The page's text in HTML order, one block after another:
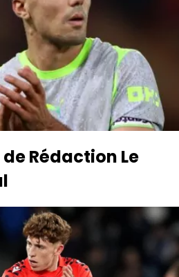
semblait tenir la corde depuis
Rodri a pris un tournant
City privilégierait
FC Barcelone.
Rédaction Le
à un dilemme pour